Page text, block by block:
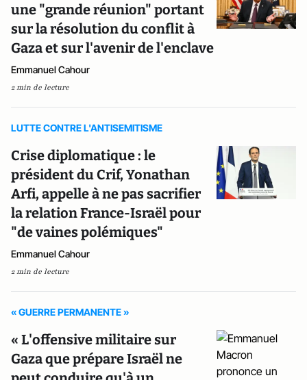
une "grande réunion" portant
sur la résolution du conflit à
Gaza et sur l'avenir de l'enclave
Emmanuel Cahour
2 min de lecture
LUTTE CONTRE L'ANTISEMITISME
Crise diplomatique : le
président du Crif, Yonathan
Arfi, appelle à ne pas sacrifier
la relation France-Israël pour
"de vaines polémiques"
Emmanuel Cahour
2 min de lecture
« GUERRE PERMANENTE »
« L'offensive militaire sur
Gaza que prépare Israël ne